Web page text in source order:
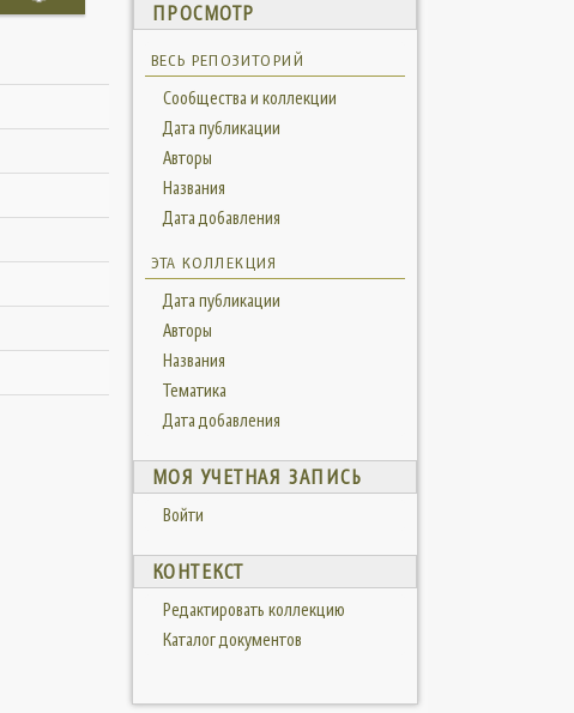
ПРОСМОТР
ВЕСЬ РЕПОЗИТОРИЙ
Сообщества и коллекции
Дата публикации
Авторы
Названия
Дата добавления
ЭТА КОЛЛЕКЦИЯ
Дата публикации
Авторы
Названия
Тематика
Дата добавления
МОЯ УЧЕТНАЯ ЗАПИСЬ
Войти
КОНТЕКСТ
Редактировать коллекцию
Каталог документов